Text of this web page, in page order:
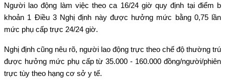
Người lao động làm việc theo ca 16/24 giờ quy định tại điểm b
khoản 1 Điều 3 Nghị định này được hưởng mức bằng 0,75 lần
mức phụ cấp trực 24/24 giờ.
Nghị định cũng nêu rõ, người lao động trực theo chế độ thường trú
được hưởng mức phụ cấp từ 35.000 - 160.000 đồng/người/phiên
trực tùy theo hạng cơ sở y tế.